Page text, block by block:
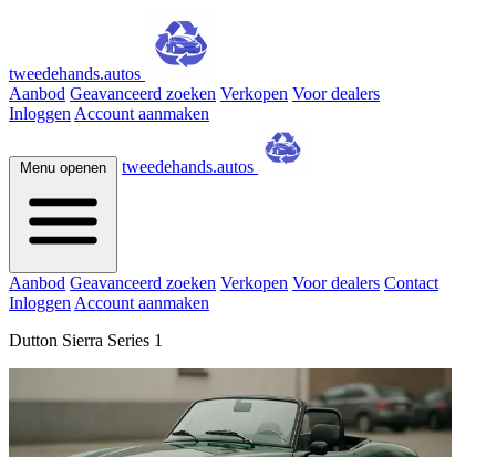
tweedehands.autos
Aanbod Geavanceerd zoeken Verkopen Voor dealers
Inloggen Account aanmaken
Menu openen tweedehands.autos
Aanbod Geavanceerd zoeken Verkopen Voor dealers Contact
Inloggen Account aanmaken
Dutton Sierra Series 1